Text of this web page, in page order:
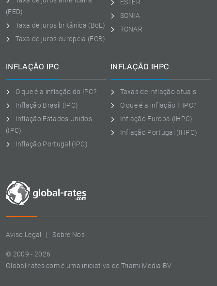
Aviso Legal Sobre Nos
© 2009 - 2026
Global-rates.com é uma iniciativa de Triami Media BV
(FED)
Taxa de juros britânica (BoE)
Taxa de juros europeia (ECB)
ESTER
SONIA
TONAR
INFLAÇÃO IPC
O que é a inflação do IPC?
Inflação Brasil (IPC)
Inflação Estados Unidos
(IPC)
Inflação Portugal (IPC)
INFLAÇÃO IHPC
Taxas de inflação atuais
O que é a inflação IHPC?
Inflação Europa (IHPC)
Inflação Portugal (IHPC)